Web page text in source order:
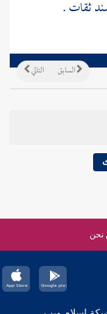
ثقات .
التالي السابق
نحن